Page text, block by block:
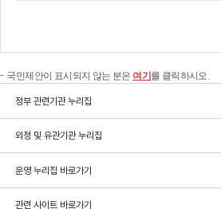
국민제안이 표시되지 않는 분은 여기 를 클릭하시오.
정부 관련기관 누리집
외청 및 유관기관 누리집
운영 누리집 바로가기
관련 사이트 바로가기